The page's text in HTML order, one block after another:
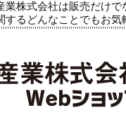
業株式会社は販売だけ
るどんなことでもお気